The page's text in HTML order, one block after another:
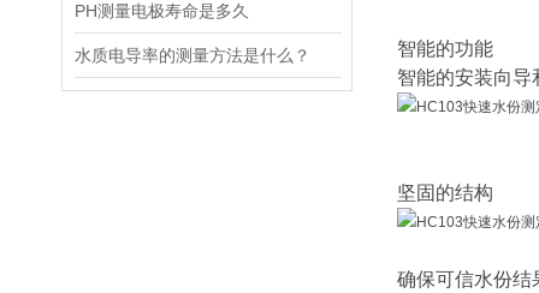
PH测量电极寿命是多久
水质电导率的测量方法是什么？
智能的功能
智能的安装向
坚固的结构
确保可信水份结